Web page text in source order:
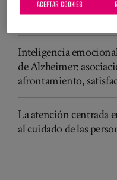
regulación emocional
de enfermos de
Inteligencia
de Alzheimer:
afrontamiento,
La atención centrada
al cuidado de las
ACEPTAR COOKIES